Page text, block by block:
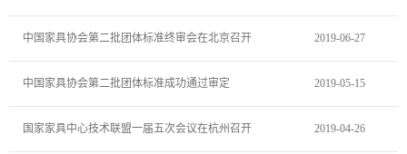
中国家具协会第二批团体标准终审会在北京召开 2019-06-27
中国家具协会第二批团体标准成功通过审定 2019-05-15
国家家具中心技术联盟一届五次会议在杭州召开 2019-04-26